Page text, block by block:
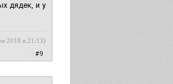
дядек, и у
2018 в 21:13)
#9